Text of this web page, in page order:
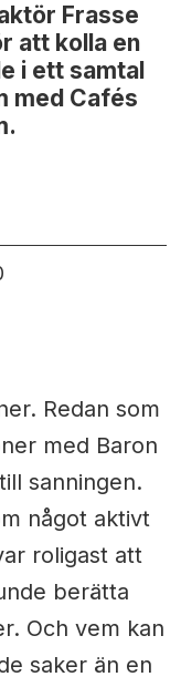
Frasse
att kolla en
i ett samtal
med Cafés
Redan som
med Baron
sanningen.
något aktivt
roligast att
berätta
Och vem kan
saker än en